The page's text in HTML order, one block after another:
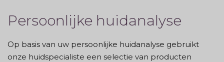
Persoonlijke huidanalyse
Op basis van uw persoonlijke huidanalyse gebruikt
onze huidspecialiste een selectie van producten